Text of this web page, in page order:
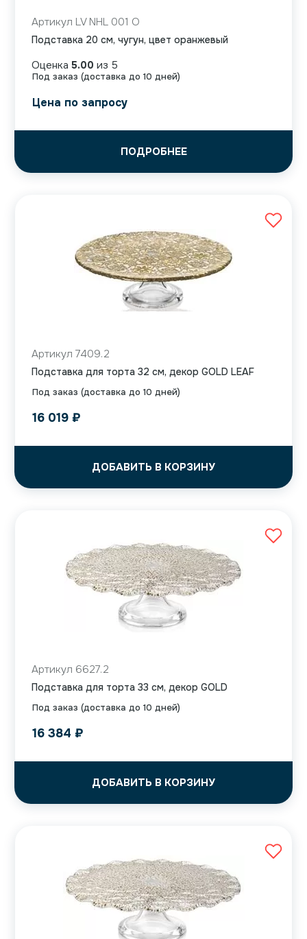
Под заказ (доставка до 10 дней)
Артикул LV NHL 001 O
Подставка 20 см, чугун, цвет оранжевый
Оценка 5.00 из 5
Цена по запросу
ПОДРОБНЕЕ
Под заказ (доставка до 10 дней)
Артикул 7409.2
Подставка для торта 32 см, декор GOLD LEAF
16 019 ₽
ДОБАВИТЬ В КОРЗИНУ
Под заказ (доставка до 10 дней)
Артикул 6627.2
Подставка для торта 33 см, декор GOLD
16 384 ₽
ДОБАВИТЬ В КОРЗИНУ